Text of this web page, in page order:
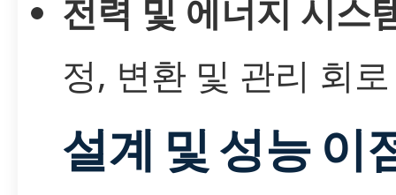
전력 및 에너지 시스
정, 변환 및 관리 회로
설계 및 성능 이